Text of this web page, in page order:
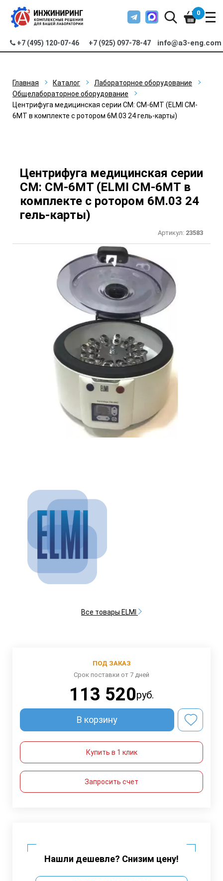
+7 (495) 120-07-46 +7 (925) 097-78-47 info@a3-eng.com
0
Главная Каталог
Лабораторное оборудование
Общелабораторное оборудование
Центрифуга медицинская серии СМ: CM-6MT (ELMI CM-
6MT в комплекте с ротором 6M.03 24 гель-карты)
Центрифуга медицинская серии
СМ: CM-6MT (ELMI CM-6MT в
комплекте с ротором 6M.03 24
гель-карты)
Артикул: 23583
Все товары ELMI
ПОД ЗАКАЗ
Срок поставки от 7 дней
113 520руб.
В корзину
Купить в 1 клик
Запросить счет
Нашли дешевле? Снизим цену!